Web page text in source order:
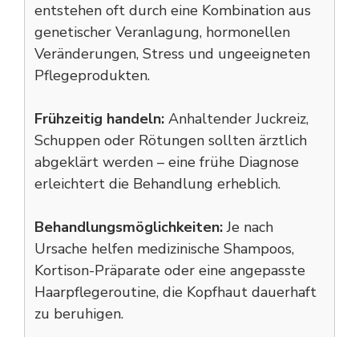
entstehen oft durch eine Kombination aus
genetischer Veranlagung, hormonellen
Veränderungen, Stress und ungeeigneten
Pflegeprodukten.
Frühzeitig handeln: Anhaltender Juckreiz,
Schuppen oder Rötungen sollten ärztlich
abgeklärt werden – eine frühe Diagnose
erleichtert die Behandlung erheblich.
Behandlungsmöglichkeiten:Je nach
Ursache helfen medizinische Shampoos,
Kortison-Präparate oder eine angepasste
Haarpflegeroutine, die Kopfhaut dauerhaft
zu beruhigen.